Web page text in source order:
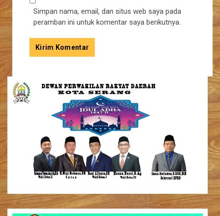
Simpan nama, email, dan situs web saya pada
peramban ini untuk komentar saya berikutnya.